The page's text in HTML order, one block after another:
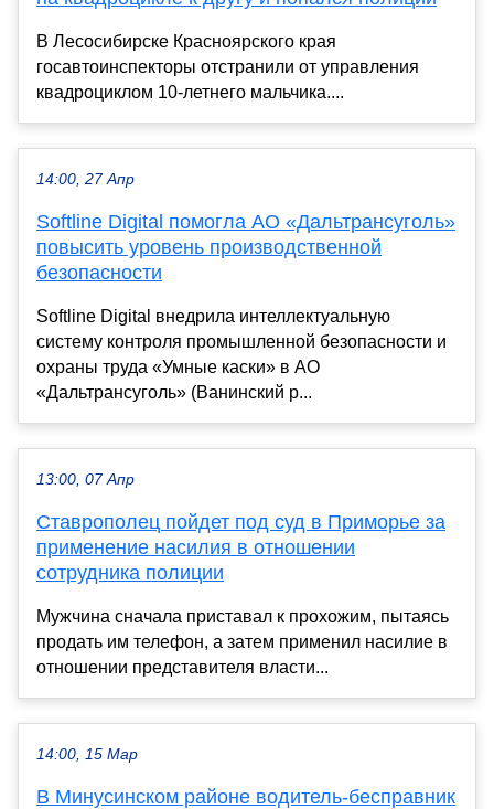
В Лесосибирске Красноярского края
госавтоинспекторы отстранили от управления
квадроциклом 10-летнего мальчика....
14:00, 27 Апр
Softline Digital помогла АО «Дальтрансуголь»
повысить уровень производственной
безопасности
Softline Digital внедрила интеллектуальную
систему контроля промышленной безопасности и
охраны труда «Умные каски» в АО
«Дальтрансуголь» (Ванинский р...
13:00, 07 Апр
Ставрополец пойдет под суд в Приморье за
применение насилия в отношении
сотрудника полиции
Мужчина сначала приставал к прохожим, пытаясь
продать им телефон, а затем применил насилие в
отношении представителя власти...
14:00, 15 Мар
В Минусинском районе водитель-бесправник